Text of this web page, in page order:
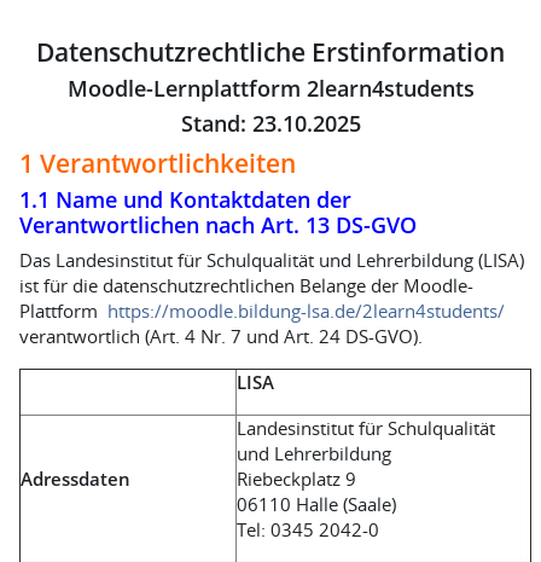
Datenschutzrechtliche Erstinformation
Moodle-Lernplattform 2learn4students
Stand: 23.10.2025
1 Verantwortlichkeiten
1.1 Name und Kontaktdaten der
Verantwortlichen nach Art. 13 DS-GVO
Das Landesinstitut für Schulqualität und Lehrerbildung (LISA)
ist für die datenschutzrechtlichen Belange der Moodle-
Plattform https://moodle.bildung-lsa.de/2learn4students/
verantwortlich (Art. 4 Nr. 7 und Art. 24 DS-GVO).
LISA
Adressdaten
Landesinstitut für Schulqualität
und Lehrerbildung
Riebeckplatz 9
06110 Halle (Saale)
Tel: 0345 2042-0